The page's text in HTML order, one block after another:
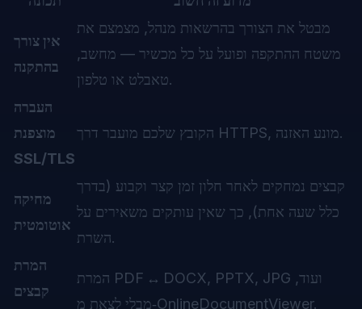
אין צורך
בהתקנה
מבטל את הצורך בהרשאות מנהל, מצמצם את
משטח ההתקפה ופועל על כל מכשיר — מחשב,
טאבלט או טלפון.
העברה
מוצפנת
SSL/TLS
הקובץ שלכם מועבר דרך HTTPS, מונע האזנה.
מחיקה
אוטומטית
קבצים נמחקים לאחר חלון זמן קצר וקבוע (בדרך
כלל שעה אחת), כך שאין עותקים משאירים על
השרת.
המרת
קבצים
המרת PDF ↔ DOCX, PPTX, JPG ועוד,
מבלי לצאת מ‑OnlineDocumentViewer.